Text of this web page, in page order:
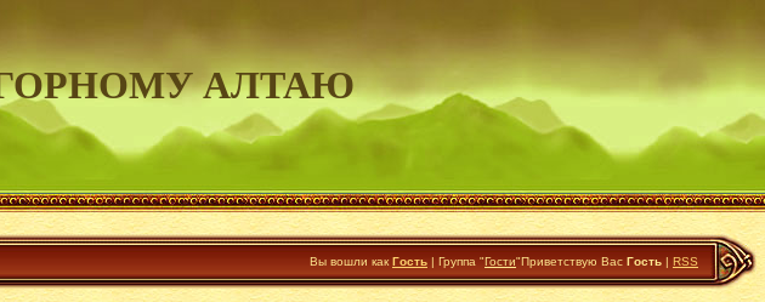
АЛТАЮ
Вы вошли как Гость | Группа "Гости"Приветствую Вас Гость | RSS